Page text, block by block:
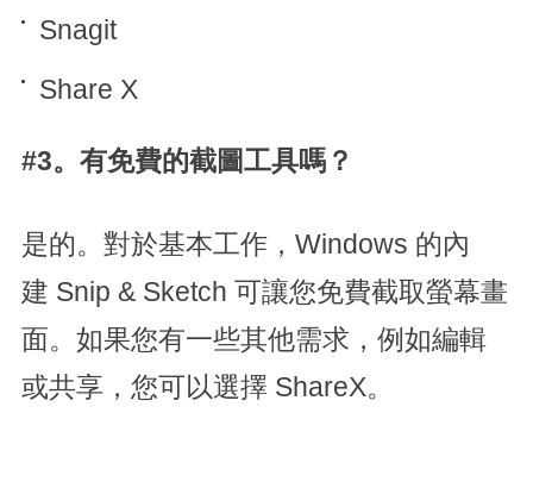
Snagit
Share X
#3。有免費的截圖工具嗎？
是的。對於基本工作，Windows 的內
建 Snip & Sketch 可讓您免費截取螢幕畫
面。如果您有一些其他需求，例如編輯
或共享，您可以選擇 ShareX。